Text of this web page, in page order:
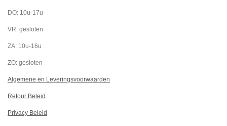
DO: 10u-17u
VR: gesloten
ZA: 10u-16u
ZO: gesloten
Algemene en Leveringsvoorwaarden
Retour Beleid
Privacy Beleid